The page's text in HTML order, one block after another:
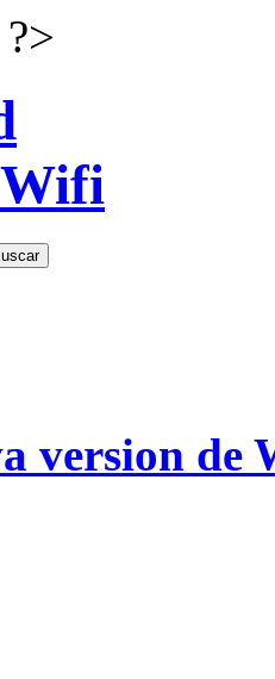
version de